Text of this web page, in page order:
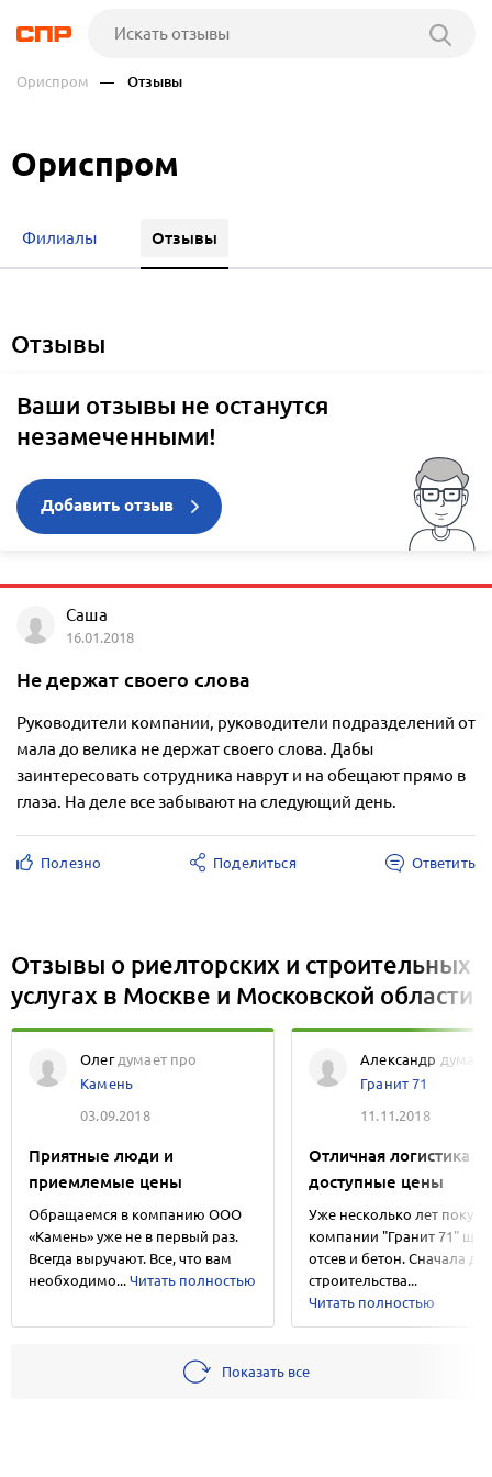
Ориспром — Отзывы
Ориспром
отзывы
Филиалы Отзывы
Ваши отзывы не останутся
незамеченными!
Добавить отзыв
Саша
16.01.2018
Не держат своего слова
Руководители компании, руководители подразделений от
мала до велика не держат своего слова. Дабы
заинтересовать сотрудника наврут и на обещают прямо в
глаза. На деле все забывают на следующий день.
Полезно Поделиться Ответить
Отзывы о риелторских и строительных
услугах в Москве и Московской области
Олегдумает про
Камень
03.09.2018
Приятные люди и
приемлемые цены
Обращаемся в компанию ООО
«Камень» уже не в первый раз.
Всегда выручают. Все, что вам
необходимо...Читать полностью
Александр
Гранит 71
11.11.2018
Отличная логистика и
доступные цены
Уже несколько лет
компании "Гранит 71"
отсев и бетон. Сначала
строительства...
Читать полностью
Показать все